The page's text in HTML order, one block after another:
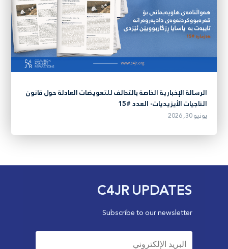
الرسالة الإخبارية الخاصة بالتحالف للتعويضات العادلة حول قانون
الناجيات الأيزيديات- العدد #15
يونيو 30, 2026
C4JR UPDATES
Subscribe to our newsletter